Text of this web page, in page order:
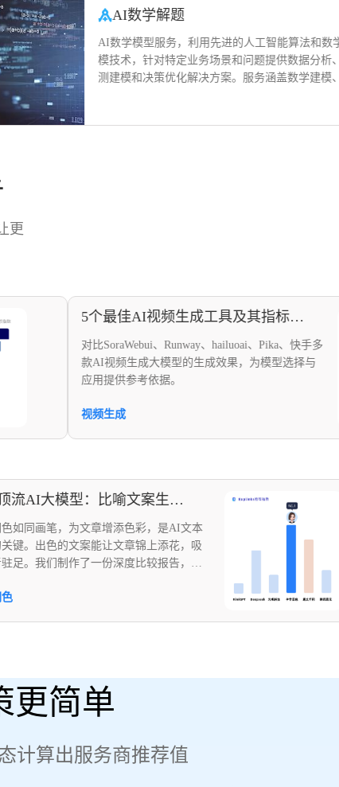
AI数学解题
AI数学模型服务，利用先进的人工智能算法和数学建
模技术，针对特定业务场景和问题提供数据分析、预
测建模和决策优化解决方案。服务涵盖数学建模、深
度学习、统计分析、数值优化等技术，通过高效准确
的计算，实现业务效益提升和决策智能化。
更
对比SoraWebui、Runway、hailuoai、Pika
款AI视频生成大模型的生成效果，为模型
应用提供参考依据。
国产顶流AI大模型：比喻文案生成能力效果对比
，为文章增添色彩，是AI文本
的文案能让文章锦上添花，吸
制作了一份深度比较报告，从
如同详尽地图，汇聚丰富数据
用户快速了解各服务商优劣，
更简单
计算出服务商推荐值